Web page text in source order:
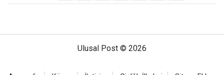
Ulusal Post © 2026